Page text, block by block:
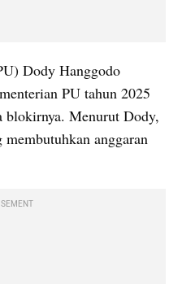
Dody Hanggodo
PU tahun 2025
blokirnya. Menurut Dody,
anggaran